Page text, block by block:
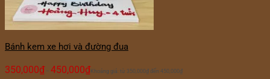
Bánh kem xe hơi và đường đua
350,000₫ – 450,000₫ Khoảng giá: từ 350,000₫ đến 450,000₫